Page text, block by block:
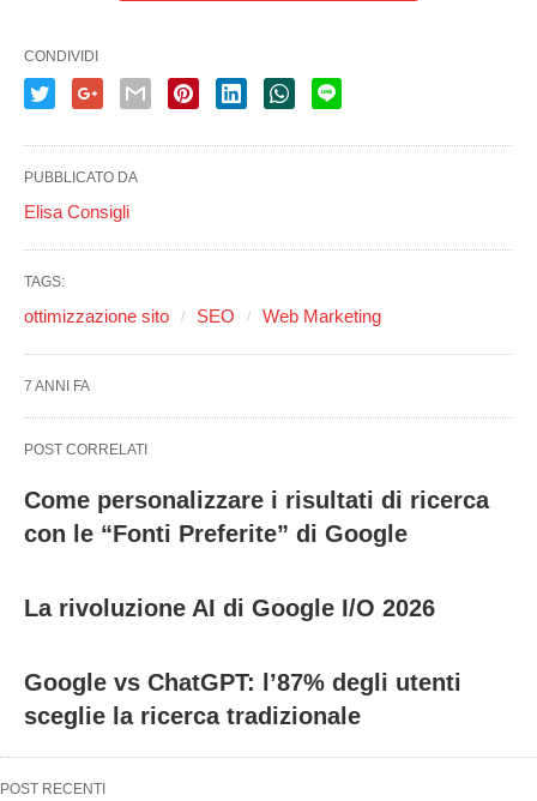
CONDIVIDI
PUBBLICATO DA
Elisa Consigli
TAGS:
ottimizzazione sito SEO Web Marketing
7 ANNI FA
POST CORRELATI
Come personalizzare i risultati di ricerca
con le “Fonti Preferite” di Google
La rivoluzione AI di Google I/O 2026
Google vs ChatGPT: l’87% degli utenti
sceglie la ricerca tradizionale
POST RECENTI